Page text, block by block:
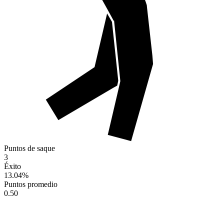
Puntos de saque
3
Éxito
13.04%
Puntos promedio
0.50